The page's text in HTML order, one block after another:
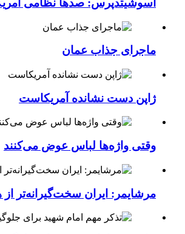
آسوشیتدپرس: صدها نظامی
ماجرای جذاب عمان
ژاپن دست نشانده آمریکاست
وقتی واژه‌ها لباس عوض می‌کنند
مرشایمر: ایران سخت‌گیرانه‌تر